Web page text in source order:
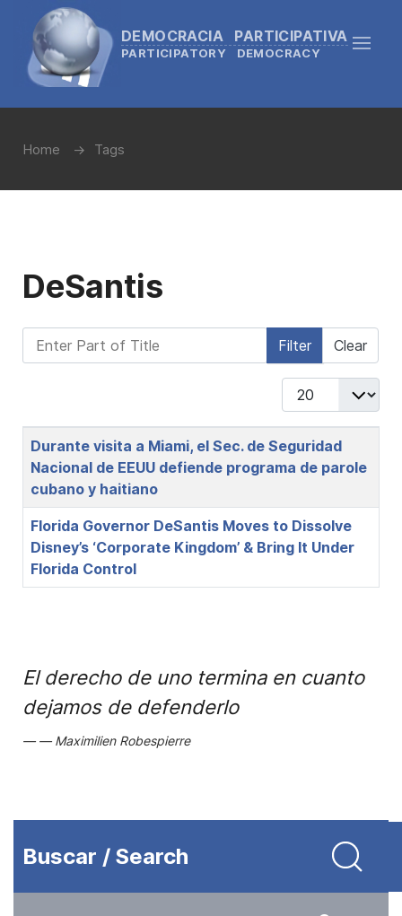
DEMOCRACIA PARTICIPATIVA
PARTICIPATORY DEMOCRACY
Home Tags
DeSantis
Enter Part of Title Filter Clear
Display #
Title
Durante visita a Miami, el Sec. de Seguridad
Nacional de EEUU defiende programa de parole
cubano y haitiano
Florida Governor DeSantis Moves to Dissolve
Disney’s ‘Corporate Kingdom’ & Bring It Under
Florida Control
El derecho de uno termina en cuanto
dejamos de defenderlo
Maximilien Robespierre
Buscar / Search